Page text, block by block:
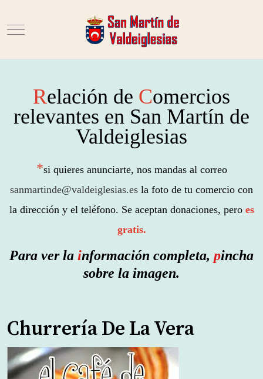
Mobile Menu Toggle
Relación de Comercios
relevantes en San Martín de
Valdeiglesias
*si quieres anunciarte, nos mandas al correo
sanmartinde@valdeiglesias.es la foto de tu comercio con
la dirección y el teléfono. Se aceptan donaciones, pero es
gratis.
Para ver la información completa, pincha
sobre la imagen.
Churrería De La Vera